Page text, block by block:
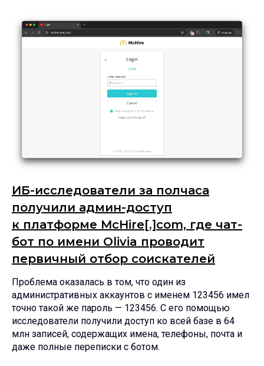
ИБ-исследователи за полчаса
получили админ-доступ
к платформе McHire[.]com, где чат-
бот по имени Olivia проводит
первичный отбор соискателей
Проблема оказалась в том, что один из
административных аккаунтов с именем 123456 имел
точно такой же пароль — 123456. С его помощью
исследователи получили доступ ко всей базе в 64
млн записей, содержащих имена, телефоны, почта и
даже полные переписки с ботом.
Поделиться